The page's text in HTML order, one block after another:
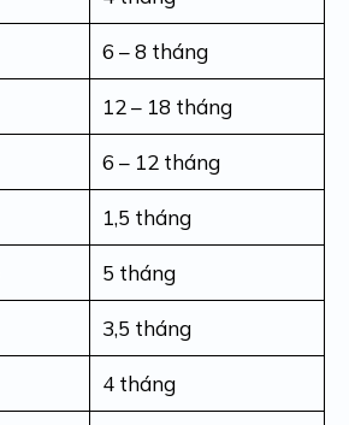
6 – 8 tháng
12 – 18 tháng
6 – 12 tháng
1,5 tháng
5 tháng
3,5 tháng
4 tháng